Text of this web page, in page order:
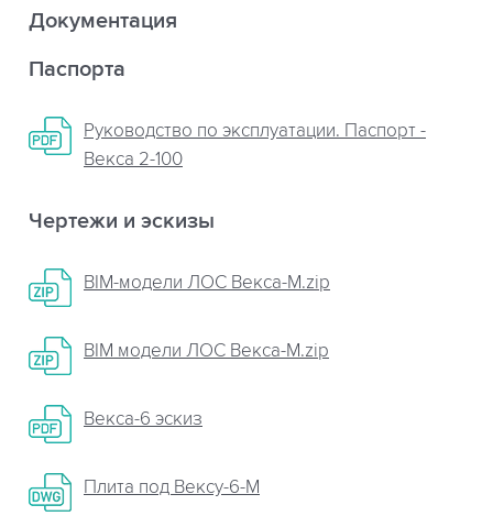
Документация
Паспорта
Руководство по эксплуатации. Паспорт -
Векса 2-100
Чертежи и эскизы
BIM-модели ЛОС Векса-М.zip
BIM модели ЛОС Векса-М.zip
Векса-6 эскиз
Плита пoд Вексу-6-М